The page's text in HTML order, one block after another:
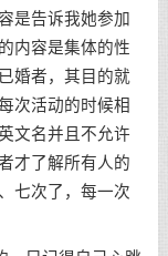
是告诉我她参加
内容是集体的性
婚者，其目的就
次活动的时候相
文名并且不允许
才了解所有人的
七次了，每一次